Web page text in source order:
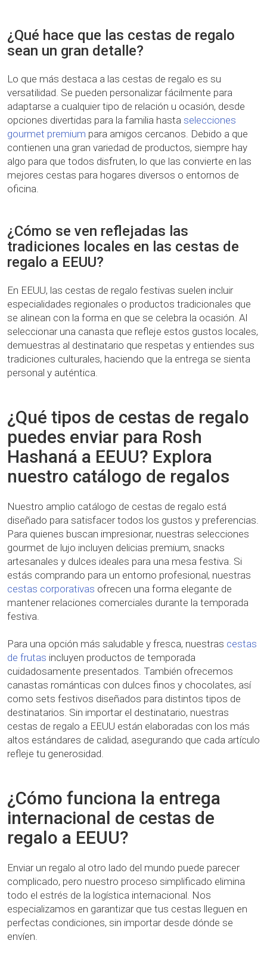
¿Qué hace que las cestas de regalo
sean un gran detalle?
Lo que más destaca a las cestas de regalo es su
versatilidad. Se pueden personalizar fácilmente para
adaptarse a cualquier tipo de relación u ocasión, desde
opciones divertidas para la familia hasta selecciones
gourmet premium para amigos cercanos. Debido a que
contienen una gran variedad de productos, siempre hay
algo para que todos disfruten, lo que las convierte en las
mejores cestas para hogares diversos o entornos de
oficina.
¿Cómo se ven reflejadas las
tradiciones locales en las cestas de
regalo a EEUU?
En EEUU, las cestas de regalo festivas suelen incluir
especialidades regionales o productos tradicionales que
se alinean con la forma en que se celebra la ocasión. Al
seleccionar una canasta que refleje estos gustos locales,
demuestras al destinatario que respetas y entiendes sus
tradiciones culturales, haciendo que la entrega se sienta
personal y auténtica.
¿Qué tipos de cestas de regalo
puedes enviar para Rosh
Hashaná a EEUU? Explora
nuestro catálogo de regalos
Nuestro amplio catálogo de cestas de regalo está
diseñado para satisfacer todos los gustos y preferencias.
Para quienes buscan impresionar, nuestras selecciones
gourmet de lujo incluyen delicias premium, snacks
artesanales y dulces ideales para una mesa festiva. Si
estás comprando para un entorno profesional, nuestras
cestas corporativas ofrecen una forma elegante de
mantener relaciones comerciales durante la temporada
festiva.
Para una opción más saludable y fresca, nuestras cestas
de frutas incluyen productos de temporada
cuidadosamente presentados. También ofrecemos
canastas románticas con dulces finos y chocolates, así
como sets festivos diseñados para distintos tipos de
destinatarios. Sin importar el destinatario, nuestras
cestas de regalo a EEUU están elaboradas con los más
altos estándares de calidad, asegurando que cada artículo
refleje tu generosidad.
¿Cómo funciona la entrega
internacional de cestas de
regalo a EEUU?
Enviar un regalo al otro lado del mundo puede parecer
complicado, pero nuestro proceso simplificado elimina
todo el estrés de la logística internacional. Nos
especializamos en garantizar que tus cestas lleguen en
perfectas condiciones, sin importar desde dónde se
envíen.